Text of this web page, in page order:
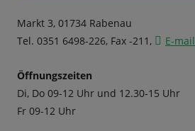
Markt 3, 01734 Rabenau
Tel. 0351 6498-226, Fax -211,
E-mail
Öffnungszeiten
Di, Do 09-12 Uhr und 12.30-15 Uhr
Fr 09-12 Uhr